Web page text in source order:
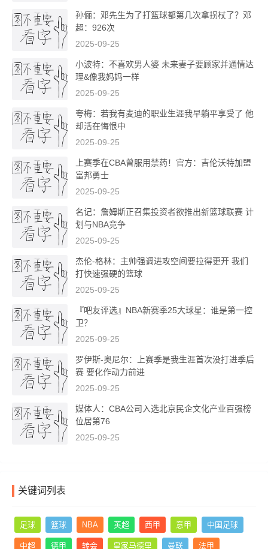
孙俪：邓先生为了打篮球都第几次拿拐杖了？邓
超：926次
2025-09-25
小波特：不喜欢男人婆 未来妻子要顾家并通情达
理&像我妈妈一样
2025-09-25
夸梅：若我有麦迪的职业生涯我早躺平享受了 他
却活在悔恨中
2025-09-25
上赛季在CBA曾服用禁药！官方：吉伦沃特加盟
富邦勇士
2025-09-25
名记：詹姆斯正召集投资者欲推出新篮球联赛 计
划与NBA竞争
2025-09-25
杰伦-格林：主帅强调进攻空间要拉得更开 我们
打快速强硬的篮球
2025-09-25
『吧友评选』NBA新赛季25大球星：谁是第一控
卫？
2025-09-25
罗伊斯-奥尼尔：上赛季是我生涯首次没打进季后
赛 要化作动力前进
2025-09-25
媒体人：CBA公司入选北京民企文化产业百强榜
位居第76
2025-09-25
关键词列表
足球 篮球 NBA 英超 西甲 意甲 中国足球
中超 德甲 转会 皇家马德里 曼联 法甲